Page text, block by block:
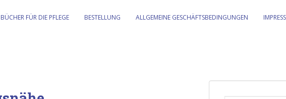
BÜCHER FÜR DIE PFLEGE BESTELLUNG ALLGEMEINE GESCHÄFTSBEDINGUNGEN